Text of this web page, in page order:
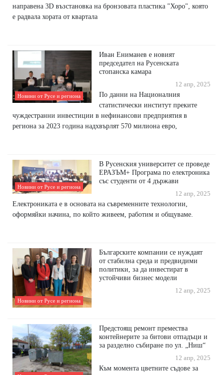
направена 3D възстановка на бронзовата пластика "Хоро", която
е радвала хората от квартала
Новини от Русе и региона
Иван Ениманев е новият
председател на Русенската
стопанска камара
12 апр, 2025
По данни на Националния
статистически институт преките
чуждестранни инвестиции в нефинансови предприятия в
региона за 2023 година надхвърлят 570 милиона евро,
Новини от Русе и региона
В Русенския университет се проведе
ЕРАЗЪМ+ Програма по електроника
със студенти от 4 държави
12 апр, 2025
Електрониката е в основата на съвременните технологии,
оформяйки начина, по който живеем, работим и общуваме.
Новини от Русе и региона
Българските компании се нуждаят
от стабилна среда и предвидими
политики, за да инвестират в
устойчиви бизнес модели
12 апр, 2025
Предстоящ ремонт премества
контейнерите за битови отпадъци и
за разделно събиране по ул. „Ниш“
12 апр, 2025
Към момента цветните съдове за